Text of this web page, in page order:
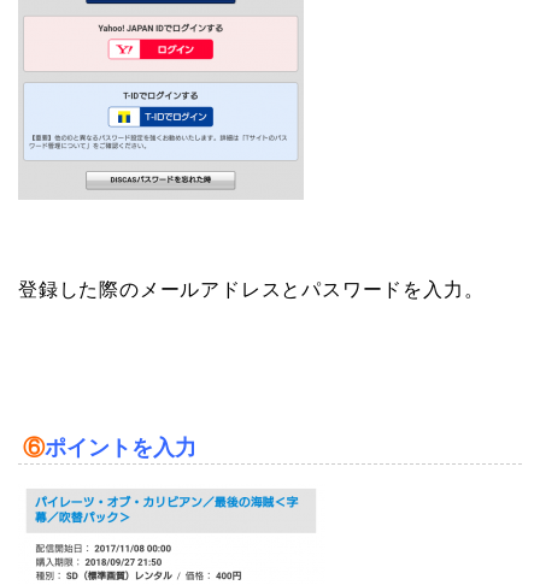
登録した際のメールアドレスとパスワードを入力。
⑥ポイントを入力